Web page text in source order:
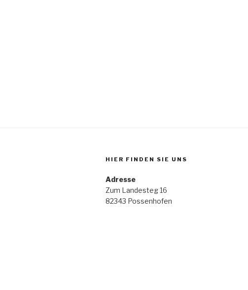
HIER FINDEN SIE UNS
Adresse
Zum Landesteg 16
82343 Possenhofen